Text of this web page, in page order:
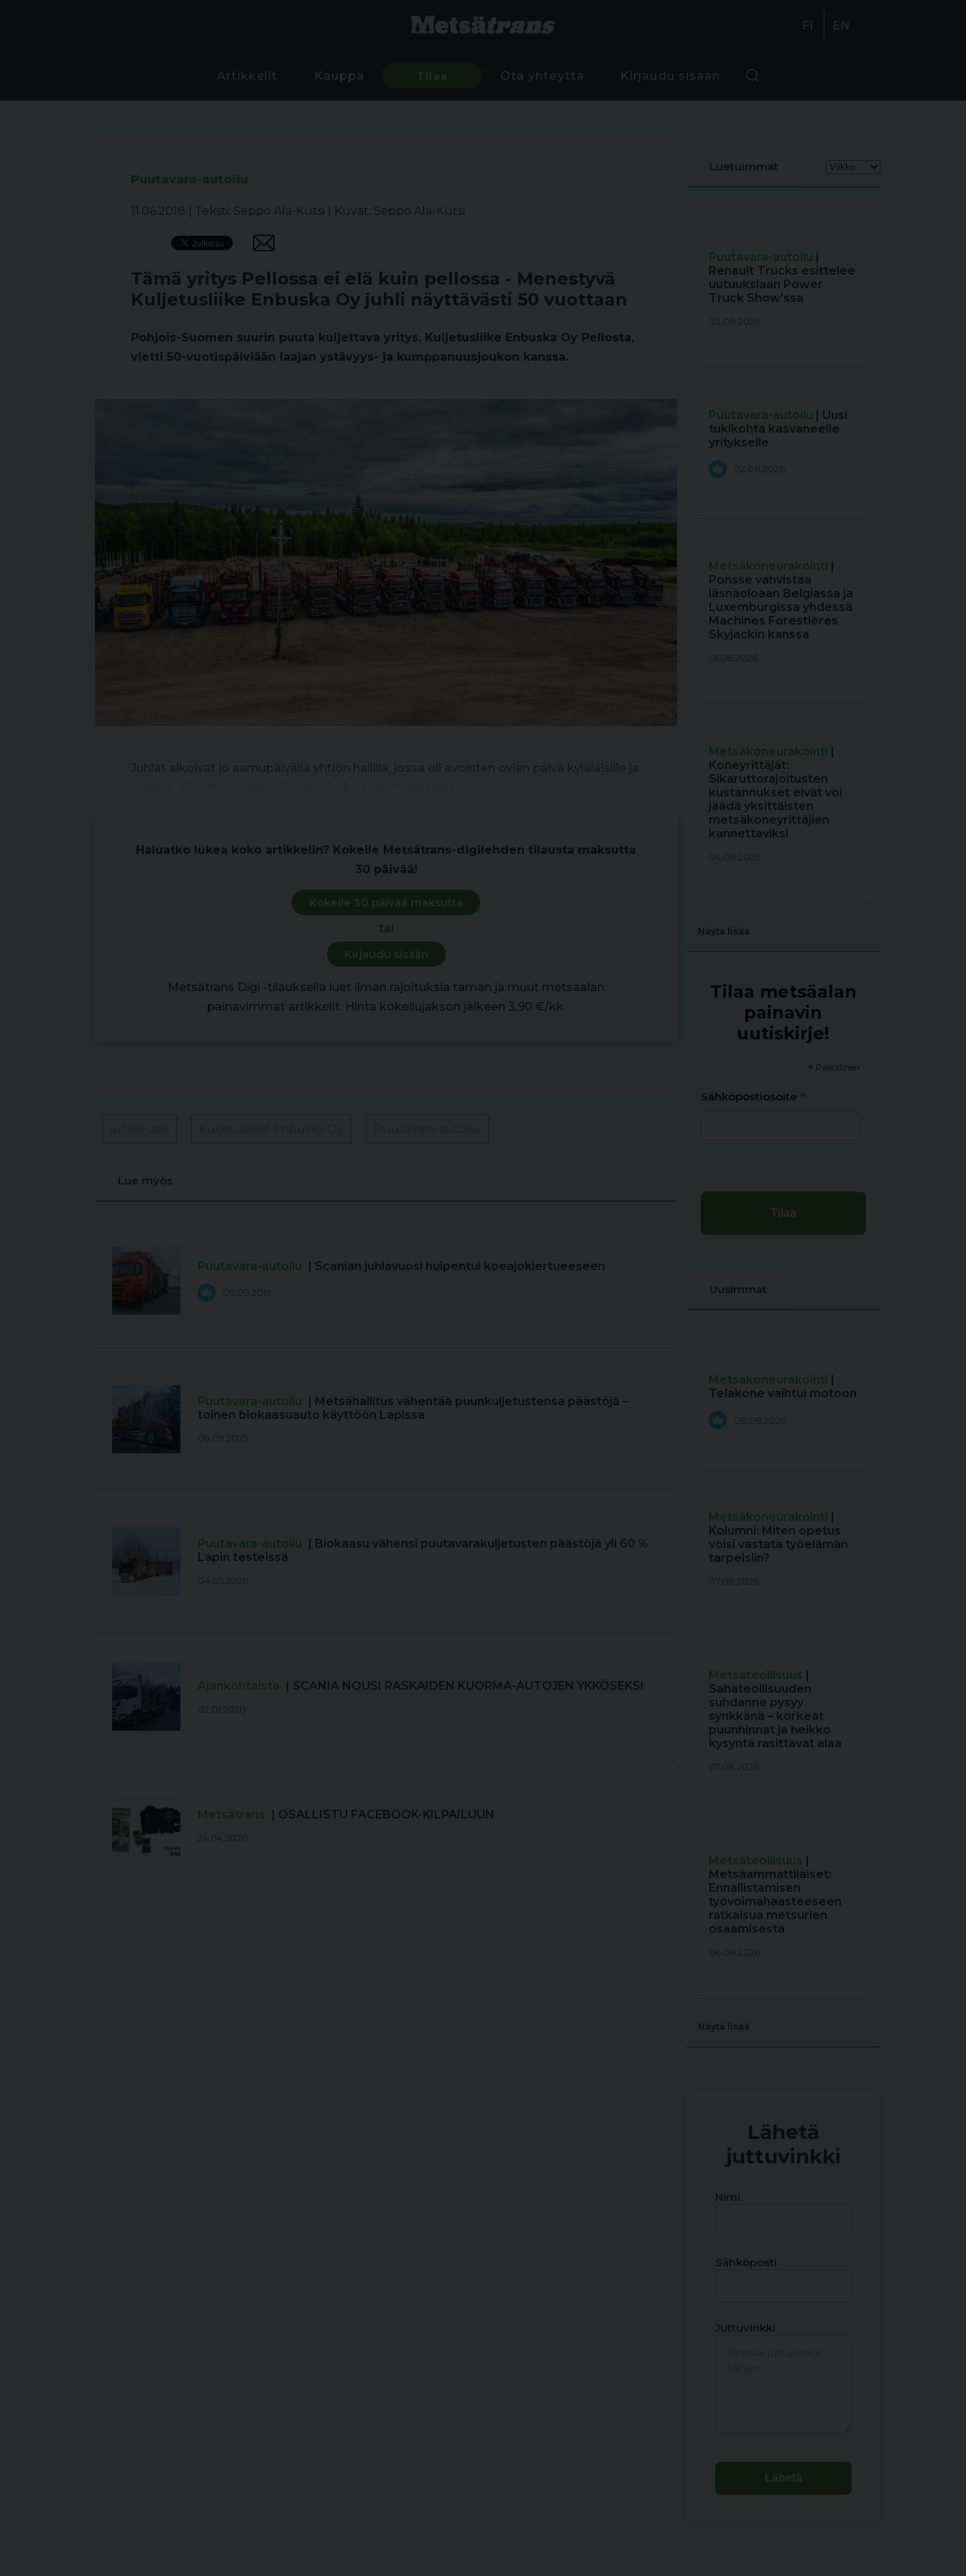
FI EN
Artikkelit Kauppa Tilaa Ota yhteyttä Kirjaudu sisään
Puutavara-autoilu
11.06.2018 Teksti: Seppo Ala-Kutsi Kuvat: Seppo Ala-Kutsi
Tämä yritys Pellossa ei elä kuin pellossa - Menestyvä
Kuljetusliike Enbuska Oy juhli näyttävästi 50 vuottaan
Pohjois-Suomen suurin puuta kuljettava yritys, Kuljetusliike Enbuska Oy Pellosta,
vietti 50-vuotispäiviään laajan ystävyys- ja kumppanuusjoukon kanssa.
Juhlat alkoivat jo aamupäivällä yhtiön hallilla, jossa oli avointen ovien päivä kyläläisille ja
Haluatko lukea koko artikkelin? Kokeile Metsätrans-digilehden tilausta maksutta
30 päivää!
Kokeile 30 päivää maksutta
tai
Kirjaudu sisään
Metsätrans Digi -tilauksella luet ilman rajoituksia tämän ja muut metsäalan
painavimmat artikkelit. Hinta kokeilujakson jälkeen 3,90 €/kk.
Lue myös
Puutavara-autoilu | Scanian juhlavuosi huipentui koeajokiertueeseen
09.09.2019
Puutavara-autoilu | Metsähallitus vähentää puunkuljetustensa päästöjä –
toinen biokaasuauto käyttöön Lapissa
09.09.2025
Puutavara-autoilu | Biokaasu vähensi puutavarakuljetusten päästöjä yli 60 %
Lapin testeissä
04.05.2026
Ajankohtaista | SCANIA NOUSI RASKAIDEN KUOR­MA-AU­TO­JEN YKKÖSEKSI
02.01.2020
Metsätrans | OSALLISTU FACEBOOK-KILPAILUUN
24.04.2020
Luetuimmat
Puutavara-autoilu |
Renault Trucks esittelee
uutuuksiaan Power
Truck Show'ssa
03.08.2026
Puutavara-autoilu | Uusi
tukikohta kasvaneelle
yritykselle
02.08.2026
Metsäkoneurakointi |
Ponsse vahvistaa
läsnäoloaan Belgiassa ja
Luxemburgissa yhdessä
Machines Forestières
Skyjackin kanssa
01.08.2026
Metsäkoneurakointi |
Koneyrittäjät:
Sikaruttorajoitusten
kustannukset eivät voi
jäädä yksittäisten
metsäkoneyrittäjien
kannettaviksi
04.08.2026
Näytä lisää
Tilaa metsäalan
painavin
uutiskirje!
* Pakollinen
Sähköpostiosoite *
Uusimmat
Metsäkoneurakointi |
Telakone vaihtui motoon
08.08.2026
Metsäkoneurakointi |
Kolumni: Miten opetus
voisi vastata työelämän
tarpeisiin?
07.08.2026
Metsäteollisuus |
Sahateollisuuden
suhdanne pysyy
synkkänä – korkeat
puunhinnat ja heikko
kysyntä rasittavat alaa
07.08.2026
Metsäteollisuus |
Metsäammattilaiset:
Ennallistamisen
työvoimahaasteeseen
ratkaisua metsurien
osaamisesta
06.08.2026
Näytä lisää
Lähetä
juttuvinkki
Nimi
Sähköposti
Juttuvinkki
Lähetä